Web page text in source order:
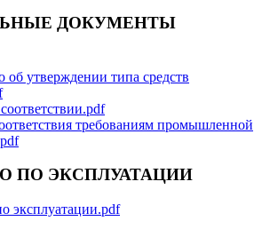
ДОКУМЕНТЫ
об утверждении типа средств
требованиям промышленной
ПО ЭКСПЛУАТАЦИИ
эксплуатации.pdf